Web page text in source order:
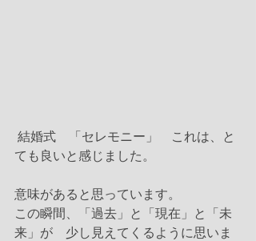
ても良いと感じました。
意味があると思っています。
この瞬間、「過去」と「現在」と「未
来」が　少し見えてくるように思いま